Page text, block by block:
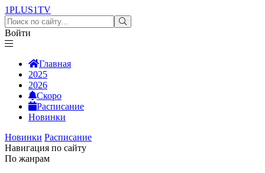
1PLUS1TV
Войти
Главная
2025
2026
Скоро
Расписание
Новинки
Новинки Расписание
Навигация по сайту
По жанрам